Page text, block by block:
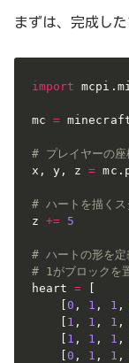
まずは、完成し
import mcpi .
mc =
# プレイヤーの座
x , y, z = mc .
# ハートを描くス
z += 5
# ハートの形を定
# 1がブロックを
heart =
0 , 1 , 1 ,
1 , 1 , 1 ,
1 , 1 , 1 ,
0 , 1 , 1 ,